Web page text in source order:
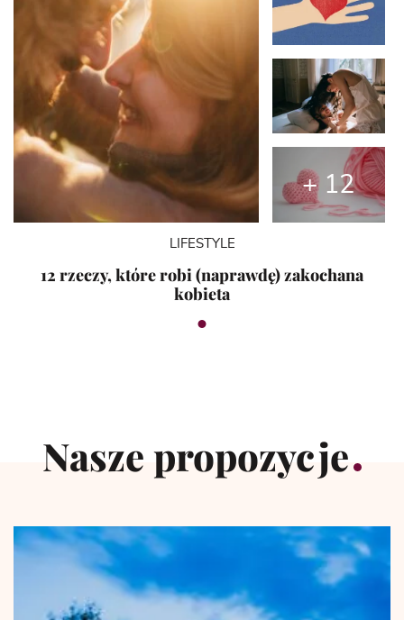
+ 12
LIFESTYLE
12 rzeczy, które robi (naprawdę) zakochana
kobieta
Nasze propozycje